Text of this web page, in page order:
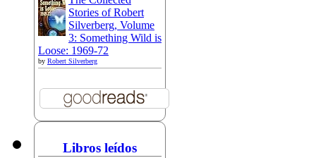
Stories of Robert
Silverberg, Volume
3: Something Wild is
Loose: 1969-72
by Robert Silverberg
Libros leídos